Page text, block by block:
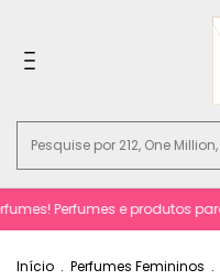
Perfumes e produtos para
Início . Perfumes Femininos .